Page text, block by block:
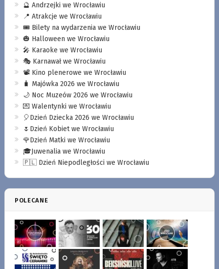
🔮 Andrzejki we Wrocławiu
📍 Atrakcje we Wrocławiu
🎟️ Bilety na wydarzenia we Wrocławiu
🎃 Halloween we Wrocławiu
🎤 Karaoke we Wrocławiu
🎭 Karnawał we Wrocławiu
📽️ Kino plenerowe we Wrocławiu
🧳 Majówka 2026 we Wrocławiu
🌙 Noc Muzeów 2026 we Wrocławiu
💌 Walentynki we Wrocławiu
🎈Dzień Dziecka 2026 we Wrocławiu
🌷Dzień Kobiet we Wrocławiu
🌹Dzień Matki we Wrocławiu
🎓Juwenalia we Wrocławiu
🇵🇱 Dzień Niepodległości we Wrocławiu
POLECANE